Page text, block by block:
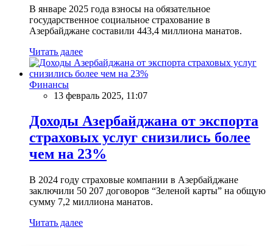
В январе 2025 года взносы на обязательное
государственное социальное страхование в
Азербайджане составили 443,4 миллиона манатов.
Читать далее
Финансы
13 февраль 2025, 11:07
Доходы Азербайджана от экспорта
страховых услуг снизились более
чем на 23%
В 2024 году страховые компании в Азербайджане
заключили 50 207 договоров “Зеленой карты” на общую
сумму 7,2 миллиона манатов.
Читать далее